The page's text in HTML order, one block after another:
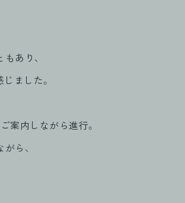
あり、
ました。
案内しながら進行。
ら、